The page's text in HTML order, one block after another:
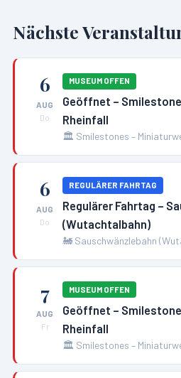
Nächste
6
AUG
Do
MUSEUM OFFEN
Geöffnet –
Rheinfall
🏛️ Smilestones –
6
AUG
Do
REGULÄRER FAHRTAG
Regulärer Fahrtag –
(Wutachtalbahn)
🚂 Sauschwänzlebahn
7
AUG
Fr
MUSEUM OFFEN
Geöffnet –
Rheinfall
🏛️ Smilestones –